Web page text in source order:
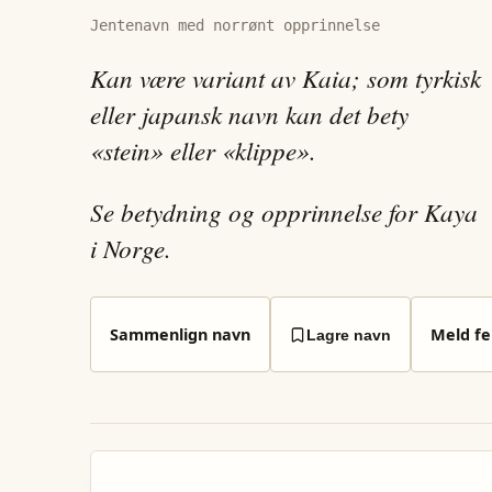
Jentenavn med norrønt opprinnelse
Kan være variant av Kaia; som tyrkisk
eller japansk navn kan det bety
«stein» eller «klippe».
Se betydning og opprinnelse for Kaya
i Norge.
Sammenlign navn Lagre navn Meld